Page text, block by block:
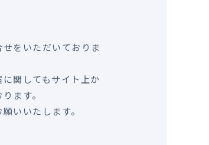
をいただいておりま
関してもサイト上か
ます。
いいたします。